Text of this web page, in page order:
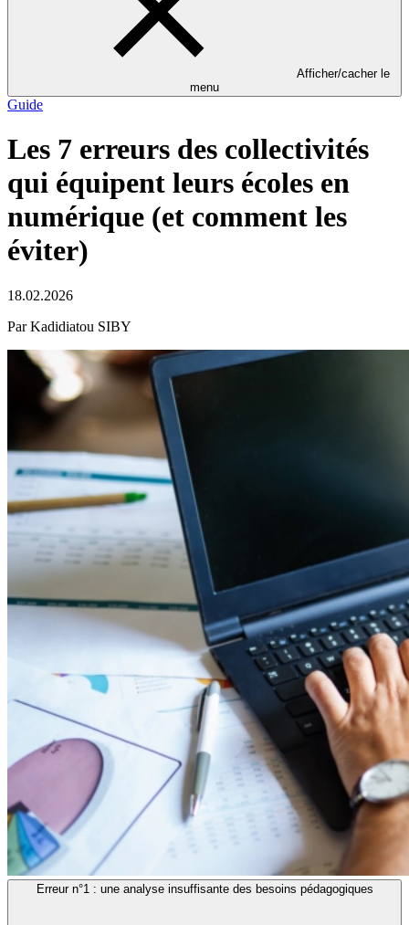
Afficher/cacher le
menu
Guide
Les 7 erreurs des collectivités
qui équipent leurs écoles en
numérique (et comment les
éviter)
18.02.2026
Par Kadidiatou SIBY
Erreur n°1 : une analyse insuffisante des besoins pédagogiques